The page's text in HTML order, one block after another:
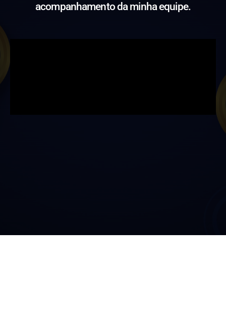
acompanhamento da minha equipe.